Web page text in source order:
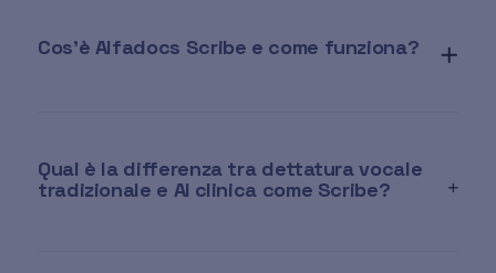
Cos'è Alfadocs Scribe e come funziona?
Qual è la differenza tra dettatura vocale
tradizionale e AI clinica come Scribe?